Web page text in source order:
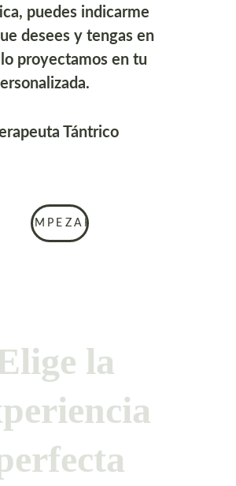
puedes indicarme
desees y tengas en
proyectamos en tu
Tántrico
EMPEZAR
la